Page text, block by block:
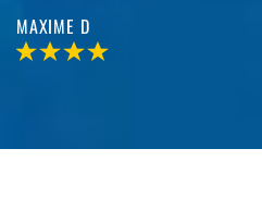
MAXIME D